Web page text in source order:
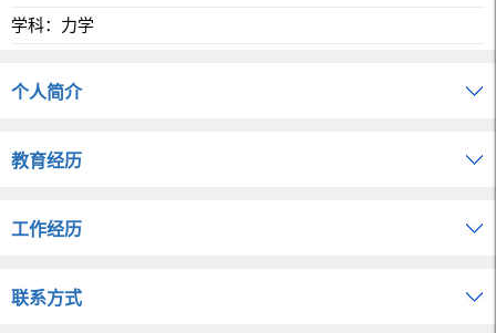
学科：力学
个人简介
教育经历
工作经历
联系方式